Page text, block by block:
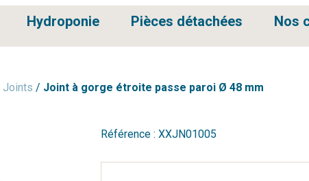
Hydroponie Pièces détachées Nos
Joints / Joint à gorge étroite passe paroi Ø 48 mm
Référence : XXJN01005